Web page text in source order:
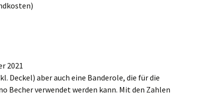
2021
Deckel) aber auch eine Banderole, die für die
Becher verwendet werden kann. Mit den Zahlen